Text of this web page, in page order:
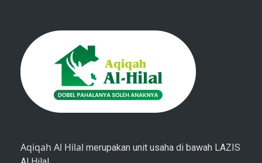
Aqiqah Al Hilal merupakan unit usaha di bawah LAZIS